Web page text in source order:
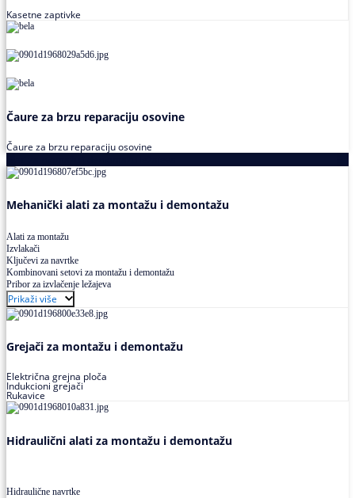
Kasetne zaptivke
Čaure za brzu reparaciju osovine
Čaure za brzu reparaciju osovine
Mehanički alati za montažu i demontažu
Alati za montažu
Izvlakači
Ključevi za navrtke
Kombinovani setovi za montažu i demontažu
Pribor za izvlačenje ležajeva
Prikaži više
Grejači za montažu i demontažu
Električna grejna ploča
Indukcioni grejači
Rukavice
Hidraulični alati za montažu i demontažu
Hidraulične navrtke